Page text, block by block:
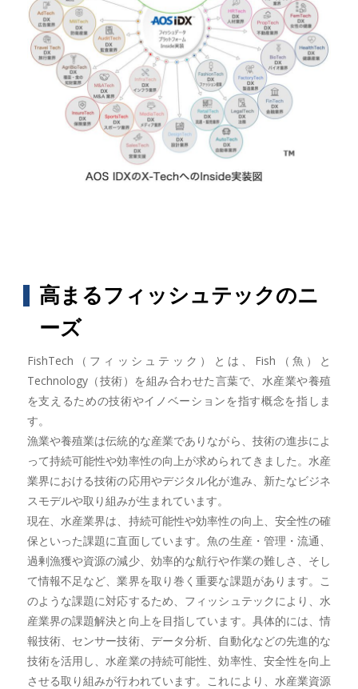
高まるフィッシュテックのニ
ーズ
FishTech（フィッシュテック）とは、Fish（魚）と
Technology（技術）を組み合わせた言葉で、水産業や養殖
を支えるための技術やイノベーションを指す概念を指しま
す。
漁業や養殖業は伝統的な産業でありながら、技術の進歩によ
って持続可能性や効率性の向上が求められてきました。水産
業界における技術の応用やデジタル化が進み、新たなビジネ
スモデルや取り組みが生まれています。
現在、水産業界は、持続可能性や効率性の向上、安全性の確
保といった課題に直面しています。魚の生産・管理・流通、
過剰漁獲や資源の減少、効率的な航行や作業の難しさ、そし
て情報不足など、業界を取り巻く重要な課題があります。こ
のような課題に対応するため、フィッシュテックにより、水
産業界の課題解決と向上を目指しています。具体的には、情
報技術、センサー技術、データ分析、自動化などの先進的な
技術を活用し、水産業の持続可能性、効率性、安全性を向上
させる取り組みが行われています。これにより、水産業資源